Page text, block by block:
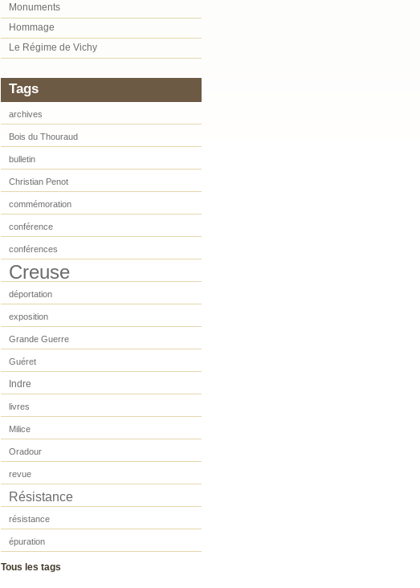
Monuments
Hommage
Le Régime de Vichy
Tags
archives
Bois du Thouraud
bulletin
Christian Penot
commémoration
conférence
conférences
Creuse
déportation
exposition
Grande Guerre
Guéret
Indre
livres
Milice
Oradour
revue
Résistance
résistance
épuration
Tous les tags